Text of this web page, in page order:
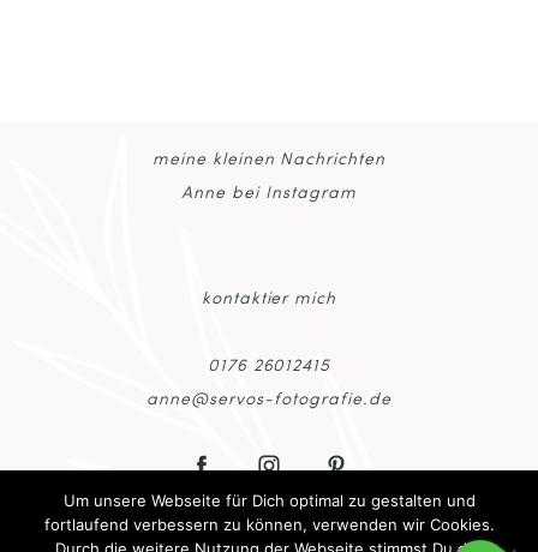
meine kleinen Nachrichten
Anne bei Instagram
kontaktier mich
0176 26012415
anne@servos-fotografie.de
Um unsere Webseite für Dich optimal zu gestalten und
fortlaufend verbessern zu können, verwenden wir Cookies.